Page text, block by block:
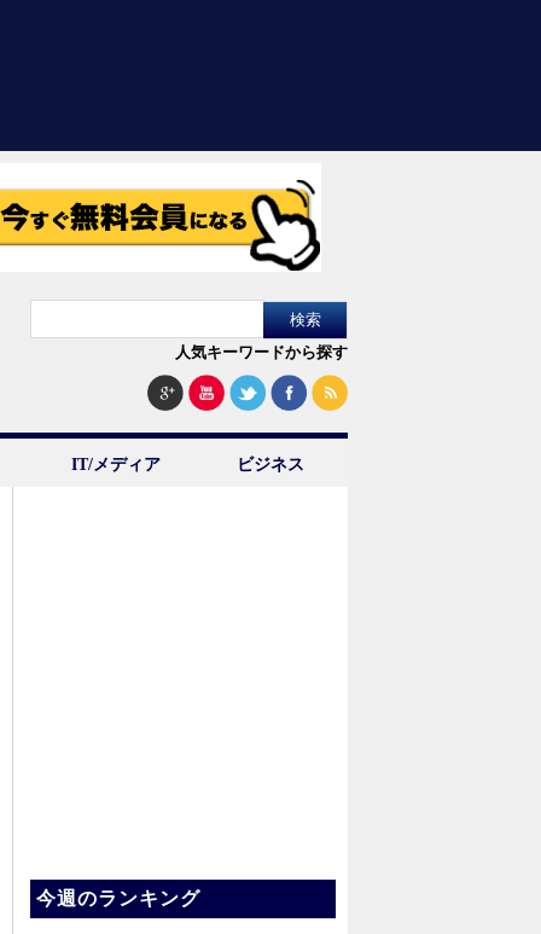
人気キーワードから探す
IT/メディア ビジネス
今週のランキング